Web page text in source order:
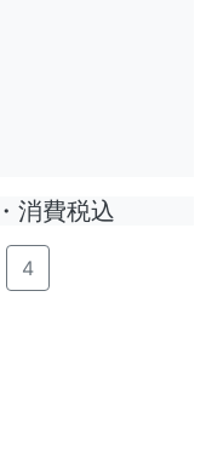
消費税込
4